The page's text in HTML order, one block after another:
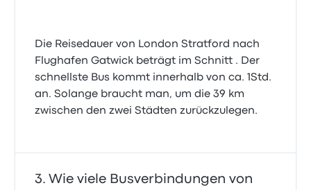
Die Reisedauer von London Stratford nach
Flughafen Gatwick beträgt im Schnitt . Der
schnellste Bus kommt innerhalb von ca. 1Std.
an. Solange braucht man, um die 39 km
zwischen den zwei Städten zurückzulegen.
Wie viele Busverbindungen von